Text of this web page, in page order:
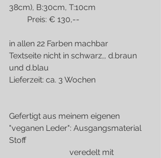
38cm), B:30cm, T:10cm
         Preis: € 130,--
in allen 22 Farben machbar
Textseite nicht in schwarz,, d.braun
und d.blau
Lieferzeit: ca. 3 Wochen
Gefertigt aus meinem eigenen
"veganen Leder": Ausgangsmaterial
Stoff
                              veredelt mit